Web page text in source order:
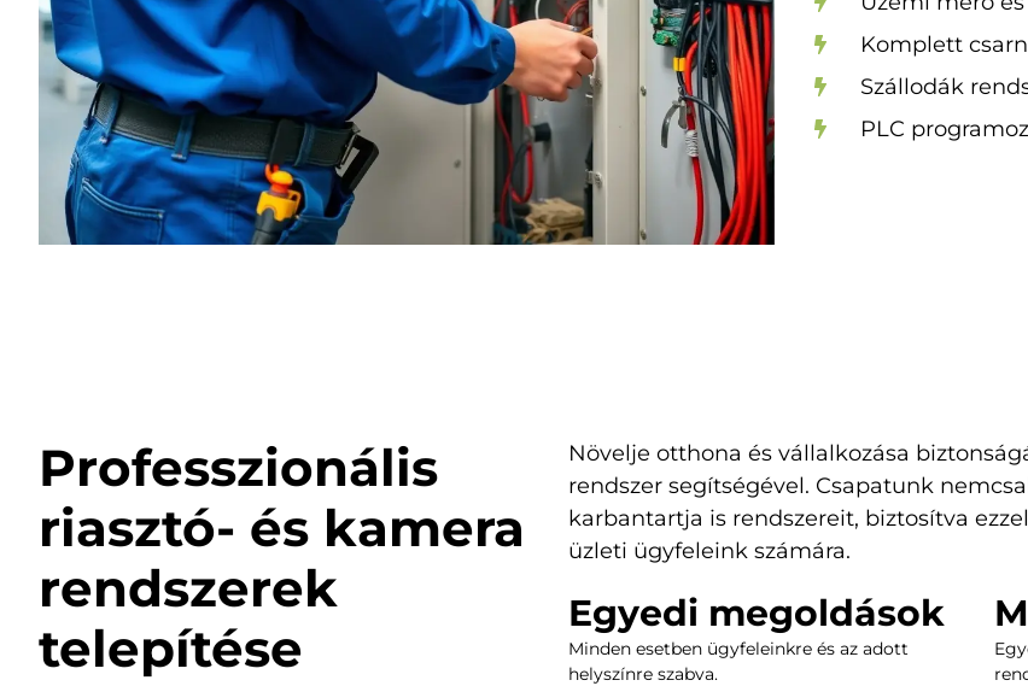
Komplett
Szállodák
PLC
Professzionális
riasztó- és kamera
rendszerek
telepítése
Növelje otthona és vállalkozása
rendszer segítségével. Csapatunk
karbantartja is rendszereit, biztosítva
üzleti ügyfeleink számára.
Egyedi megoldások
Minden esetben ügyfeleinkre és az adott
helyszínre szabva.